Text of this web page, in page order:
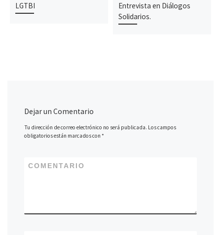
LGTBI
Entrevista en Diálogos
Solidarios.
Dejar un Comentario
Tu dirección de correo electrónico no será publicada. Los campos
obligatorios están marcados con*
COMENTARIO